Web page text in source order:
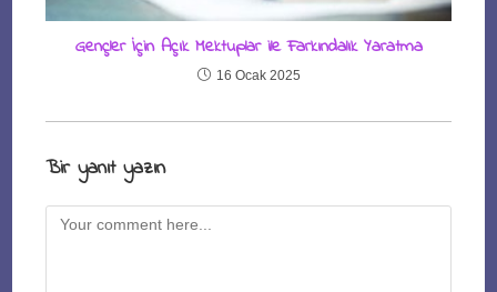
Gençler İçin Açık Mektuplar ile Farkındalık Yaratma
16 Ocak 2025
Bir yanıt yazın
Comment